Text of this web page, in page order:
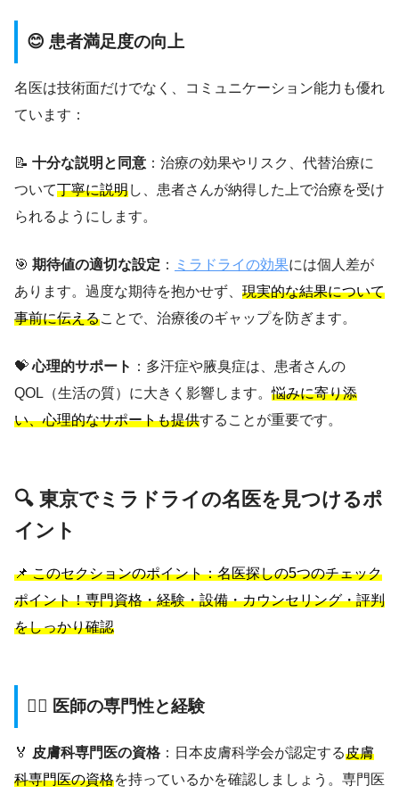
😊 患者満足度の向上
名医は技術面だけでなく、コミュニケーション能力も優れ
ています：
📝 十分な説明と同意 ：治療の効果やリスク、代替治療に
ついて丁寧に説明し、患者さんが納得した上で治療を受け
られるようにします。
🎯 期待値の適切な設定 ： ミラドライの効果には個人差が
あります。過度な期待を抱かせず、 現実的な結果について
事前に伝えることで、治療後のギャップを防ぎます。
💝心理的サポート ：多汗症や腋臭症は、患者さんの
QOL（生活の質）に大きく影響します。悩みに寄り添
い、心理的なサポートも提供することが重要です。
🔍 東京でミラドライの名医を見つけるポ
イント
📌 このセクションのポイント：名医探しの5つのチェック
ポイント！専門資格・経験・設備・カウンセリング・評判
をしっかり確認
👨‍⚕️ 医師の専門性と経験
🏅 皮膚科専門医の資格 ：日本皮膚科学会が認定する皮膚
科専門医の資格を持っているかを確認しましょう。専門医